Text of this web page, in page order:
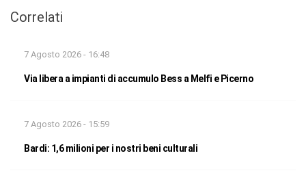
Correlati
7 Agosto 2026 - 16:48
Via libera a impianti di accumulo Bess a Melfi e Picerno
7 Agosto 2026 - 15:59
Bardi: 1,6 milioni per i nostri beni culturali